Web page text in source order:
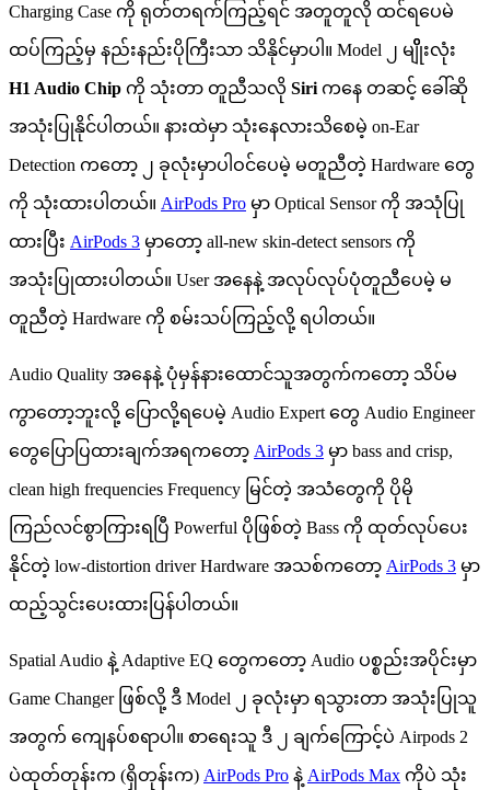
Charging Case ကို ရုတ်တရက်ကြည့်ရင် အတူတူလို ထင်ရပေမဲ
ထပ်ကြည့်မှ နည်းနည်းပိုကြီးသာ သိနိုင်မှာပါ။ Model ၂ မျိိုးလုံး
H1 Audio Chip ကို သုံးတာ တူညီသလို Siri ကနေ တဆင့် ခေါ်ဆို
အသုံးပြုနိုင်ပါတယ်။ နားထဲမှာ သုံးနေလားသိစေမဲ့ on-Ear
Detection ကတော့ ၂ ခုလုံးမှာပါဝင်ပေမဲ့ မတူညီတဲ့ Hardware တွေ
ကို သုံးထားပါတယ်။ AirPods Pro မှာ Optical Sensor ကို အသုံပြု
ထားပြီး AirPods 3 မှာတော့ all-new skin-detect sensors ကို
အသုံးပြုထားပါတယ်။ User အနေနဲ့ အလုပ်လုပ်ပုံတူညီပေမဲ့ မ
တူညီတဲ့ Hardware ကို စမ်းသပ်ကြည့်လို့ ရပါတယ်။
Audio Quality အနေနဲ့ ပုံမှန်နားထောင်သူအတွက်ကတော့ သိပ်မ
ကွာတော့ဘူးလို့ ပြောလို့ရပေမဲ့ Audio Expert တွေ Audio Engineer
တွေပြောပြထားချက်အရကတော့ AirPods 3 မှာ bass and crisp,
clean high frequencies Frequency မြင်တဲ့ အသံတွေကို ပိုမို
ကြည်လင်စွာကြားရပြီ Powerful ပိုဖြစ်တဲ့ Bass ကို ထုတ်လုပ်ပေး
နိုင်တဲ့ low-distortion driver Hardware အသစ်ကတော့ AirPods 3 မှာ
ထည့်သွင်းပေးထားပြန်ပါတယ်။
Spatial Audio နဲ့ Adaptive EQ တွေကတော့ Audio ပစ္စည်းအပိုင်းမှာ
Game Changer ဖြစ်လို့ ဒီ Model ၂ ခုလုံးမှာ ရသွားတာ အသုံးပြုသူ
အတွက် ကျေနပ်စရာပါ။ စာရေးသူ ဒီ ၂ ချက်ကြောင့်ပဲ Airpods 2
ပဲထုတ်တုန်းက (ရှိတုန်းက) AirPods Pro နဲ့ AirPods Max ကိုပဲ သုံး